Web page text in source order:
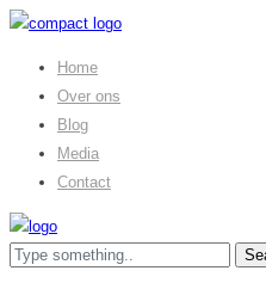
Home
Over ons
Blog
Media
Contact